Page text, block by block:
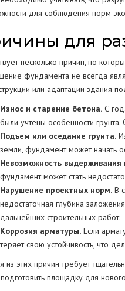
для соблюдения норм
для
несколько причин, по
фундамента не всегда
или адаптации здания
Износ и старение бетона. С
были учтены особенности
Подъем или оседание грунта.
земли, фундамент может начать
Невозможность выдерживания
фундамент может стать
Нарушение проектных норм. В
недостаточная глубина
дальнейших строительных работ.
Коррозия арматуры. Если
теряет свою устойчивость, что
из этих причин требует
площадку для